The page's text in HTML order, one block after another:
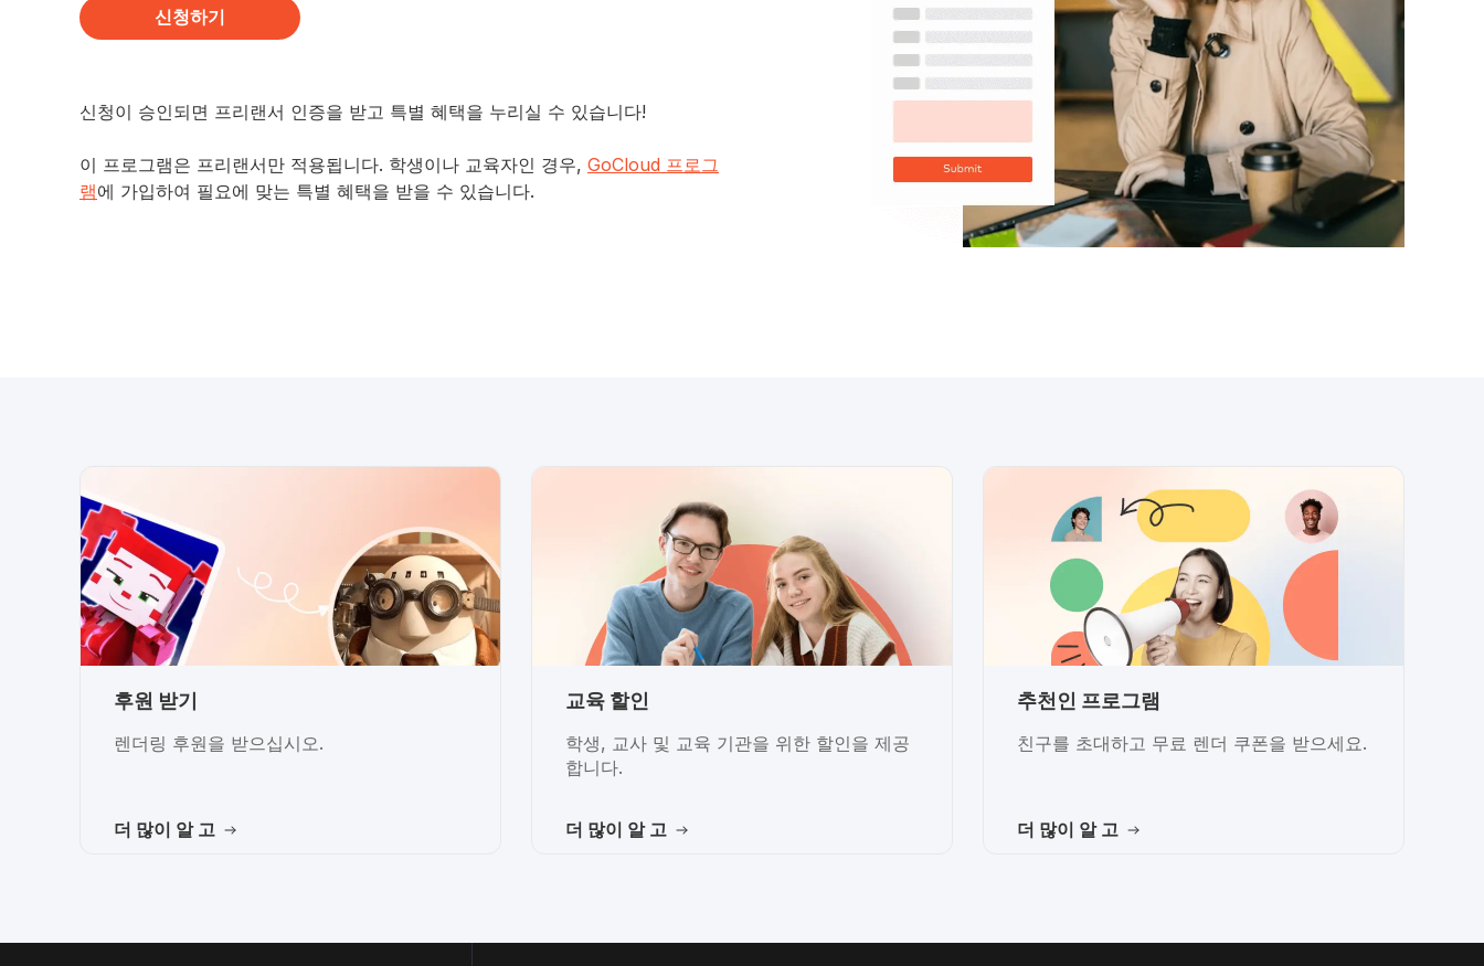
신청하기
신청이 승인되면 프리랜서 인증을 받고 특별 혜택을 누리실 수 있습니다!
이 프로그램은 프리랜서만 적용됩니다. 학생이나 교육자인 경우, GoCloud 프로그
램에 가입하여 필요에 맞는 특별 혜택을 받을 수 있습니다.
후원 받기
렌더링 후원을 받으십시오.
더 많이 알 고
교육 할인
학생, 교사 및 교육 기관을 위한 할인을 제공
합니다.
더 많이 알 고
추천인 프로그램
친구를 초대하고 무료 렌더 쿠폰을 받으세요.
더 많이 알 고